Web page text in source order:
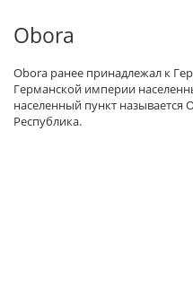
Obora
Obora ранее принадлежал к
Германской империи
населенный пункт называется
Республика.